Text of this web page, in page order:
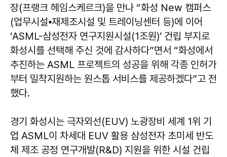
장(프랭크 헤임스케르크)을 만나 “화성 New 캠퍼스
(업무시설⦁재제조시설 및 트레이닝센터 등)에 이어
‘ASML-삼성전자 연구지원시설(1조원)’ 건립 부지로
화성시를 선택해 주신 것에 감사하다”면서 “화성에서
추진하는 ASML 프로젝트의 성공을 위해 각종 인허가
부터 밀착지원하는 원스톱 서비스를 제공하겠다”고 전
했다.
경기 화성시는 극자외선(EUV) 노광장비 세계 1위 기
업 ASML이 차세대 EUV 활용 삼성전자 초미세 반도
체 제조 공정 연구개발(R&D) 지원을 위한 시설 건립